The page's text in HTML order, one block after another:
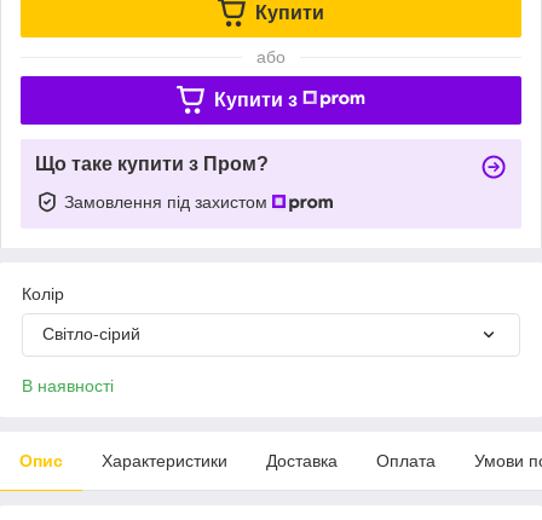
Купити
або
Купити з
Що таке купити з Пром?
Замовлення під захистом
Колір
Світло-сірий
В наявності
Опис Характеристики Доставка Оплата Умови